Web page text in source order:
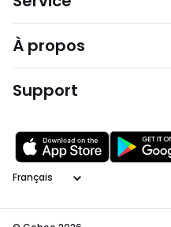
À propos
Support
Langage